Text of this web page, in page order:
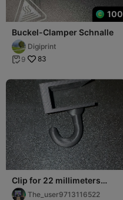
100
Buckel-Clamper Schnalle
Digiprint
 9 83
Clip for 22 millimeters
thick board
The_user9713116522